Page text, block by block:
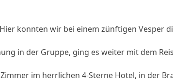
konnten wir bei einem zünftigen Vesper
in der Gruppe, ging es weiter mit dem
im herrlichen 4-Sterne Hotel, in der